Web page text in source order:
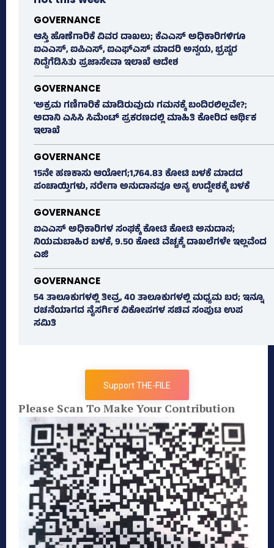
GOVERNANCE
ಆಸ್ತಿ ಹೊಣೆಗಾರಿಕೆ ವಿವರ ದಾಖಲು; ಕೆಎಎಸ್ ಅಧಿಕಾರಿಗಳಿಗೂ
ಐಎಎಸ್‌, ಐಪಿಎಸ್‌, ಐಎಫ್‌ಎಸ್‌ ಮಾದರಿ ಅನ್ವಯ, ಭ್ರಷ್ಟರ
ನಿದ್ದೆಗೆಡಿಸಿತು ಪ್ರಜಾಸೇವಾ ಇಲಾಖೆ ಆದೇಶ
GOVERNANCE
‘ಅಕ್ರಮ ಗಣಿಗಾರಿಕೆ ಮಾಡಿರುವುದು ಗಮನಕ್ಕೆ ಬಂದಿರಲಿಲ್ಲವೇ?;
ಅದಾನಿ ಎಸಿಸಿ ಸಿಮೆಂಟ್ ಪ್ರಕರಣದಲ್ಲಿ ಮಾಹಿತಿ ಕೋರಿದ ಆರ್ಥಿಕ
ಇಲಾಖೆ
GOVERNANCE
15ನೇ ಹಣಕಾಸು ಆಯೋಗ;1,764.83 ಕೋಟಿ ಬಳಕೆ ಮಾಡದ
ಪಂಚಾಯ್ತಿಗಳು, ನರೇಗಾ ಅನುದಾನವೂ ಅನ್ಯ ಉದ್ದೇಶಕ್ಕೆ ಬಳಕೆ
GOVERNANCE
ಐಎಎಸ್‌ ಅಧಿಕಾರಿಗಳ ಸಂಘಕ್ಕೆ ಕೋಟಿ ಕೋಟಿ ಅನುದಾನ;
ನಿಯಮಬಾಹಿರ ಬಳಕೆ, 9.50 ಕೋಟಿ ವೆಚ್ಚಕ್ಕೆ ದಾಖಲೆಗಳೇ ಇಲ್ಲವೆಂದ
ಎಜಿ
GOVERNANCE
54 ತಾಲೂಕುಗಳಲ್ಲಿ ತೀವ್ರ, 40 ತಾಲೂಕುಗಳಲ್ಲಿ ಮಧ್ಯಮ ಬರ; ಇನ್ನೂ
ರಚನೆಯಾಗದ ನೈಸರ್ಗಿಕ ವಿಕೋಪಗಳ ಸಚಿವ ಸಂಪುಟ ಉಪ
ಸಮಿತಿ
Support THE-FILE
Please Scan To Make Your Contribution